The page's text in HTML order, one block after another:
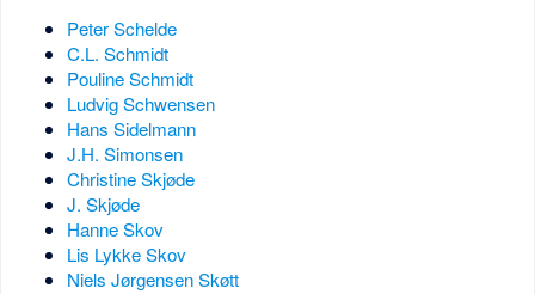
Peter Schelde
C.L. Schmidt
Pouline Schmidt
Ludvig Schwensen
Hans Sidelmann
J.H. Simonsen
Christine Skjøde
J. Skjøde
Hanne Skov
Lis Lykke Skov
Niels Jørgensen Skøtt